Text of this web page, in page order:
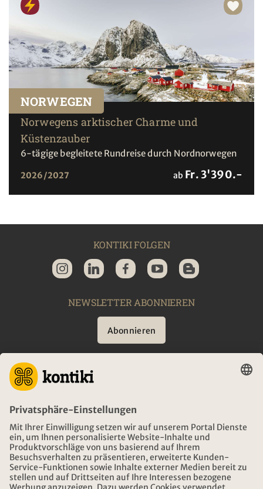
NORWEGEN
Norwegens arktischer Charme und
Küstenzauber
6-tägige begleitete Rundreise durch Nordnorwegen
2026/2027 ab Fr. 3'390.-
KONTIKI FOLGEN
NEWSLETTER ABONNIEREN
Abonnieren
BERATUNG
NOTFALL AUF REISEN
ÖFFNUNGSZEITEN KONTIKI REISEN
DOWNLOAD UND LINKS
ADRESSE